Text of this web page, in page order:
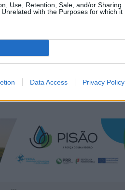
Use, Retention, Sale, and/or Sharing
with the Purposes for which it
Data Access Privacy Policy